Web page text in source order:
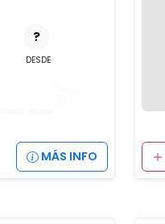
?
DESDE
MÁS INFO